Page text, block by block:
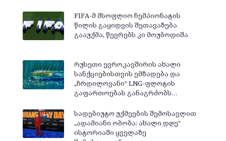
FIFA-მ მსოფლიო ჩემპიონატის
წილის გაყიდვის შეთავაზება
გააუქმა, წევრებს კი მოუბოდიშა
რუსეთი ევროკავშირის ახალი
სანქციებისთვის ემზადება და
„ჩრდილოვანი“ LNG-ფლოტის
გაფართოებას განაგრძობს…
სადებიუტო უქმეების შემოსავლით
„ადამიანი ობობა: ახალი დღე“
ისტორიაში ყველაზე